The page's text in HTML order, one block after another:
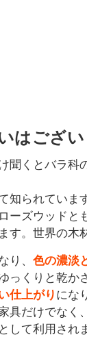
はござ
聞くとバラ科
知られていま
ーズウッド
す。世界の木
、 色の濃淡
っくりと乾
仕上がりにな
具だけでな
して利用され